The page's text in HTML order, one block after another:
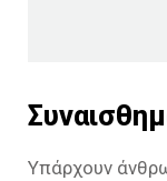
Υπάρχουν